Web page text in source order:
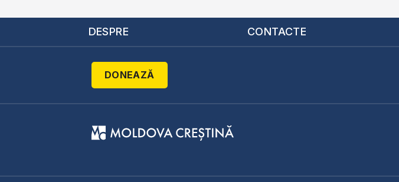
DESPRE CONTACTE
DONEAZĂ